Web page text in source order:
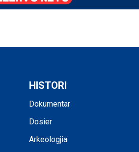
HISTORI
Dokumentar
Dosier
Arkeologjia